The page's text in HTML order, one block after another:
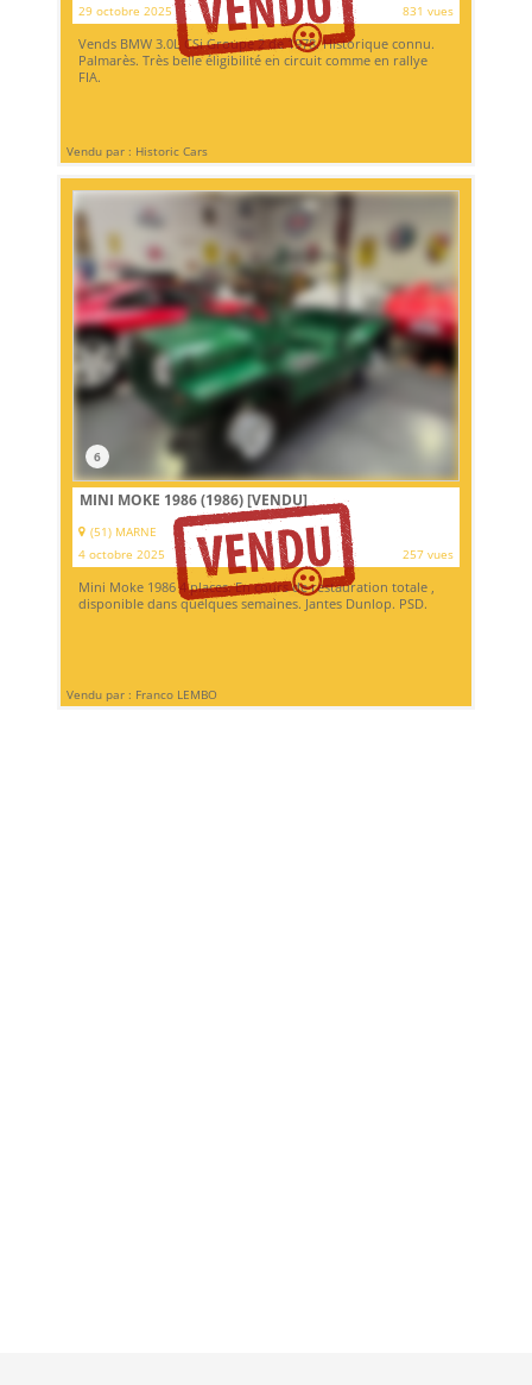
29 octobre 2025
831 vues
Vends BMW 3.0L CSi Groupe 2 de 1978. Historique connu.
Palmarès. Très belle éligibilité en circuit comme en rallye
FIA.
Vendu par : Historic Cars
6
MINI MOKE 1986 (1986)[VENDU]
(51) MARNE
4 octobre 2025
257 vues
Mini Moke 1986 4 places. En cours de restauration totale ,
disponible dans quelques semaines. Jantes Dunlop. PSD.
Vendu par : Franco LEMBO